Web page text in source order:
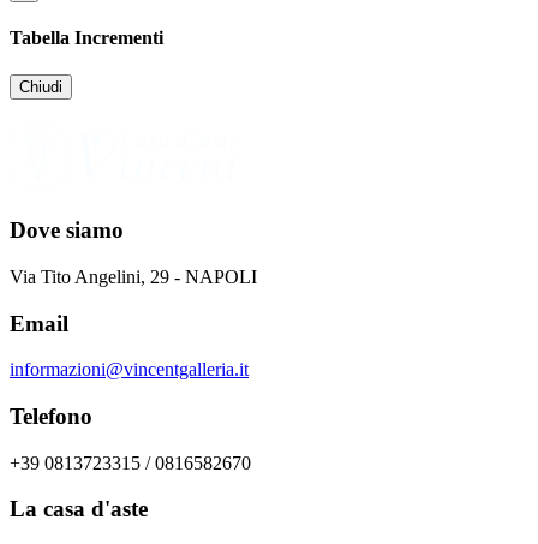
Tabella Incrementi
Chiudi
Dove siamo
Via Tito Angelini, 29 - NAPOLI
Email
informazioni@vincentgalleria.it
Telefono
+39 0813723315 / 0816582670
La casa d'aste